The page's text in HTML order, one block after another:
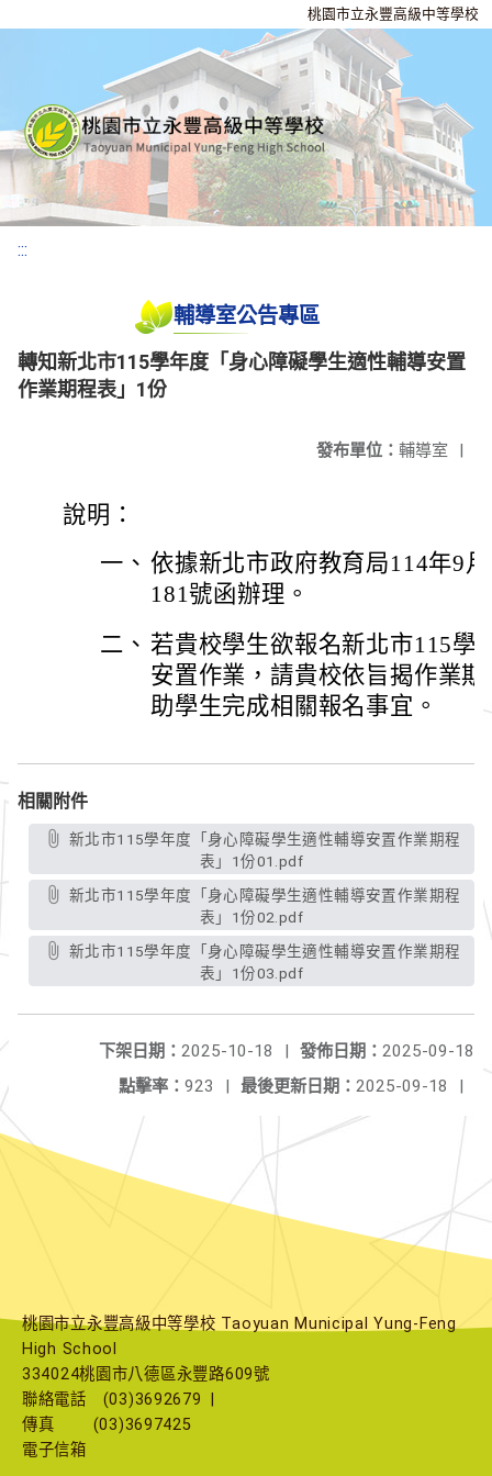
桃園市立永豐高級中等學校
:::
輔導室公告專區
轉知新北市115學年度「身心障礙學生適性輔導安置
作業期程表」1份
發布單位： 輔導室 |
說明：
一、 依據新北市政府教育局114年9
181號函辦理。
二、 若貴校學生欲報名新北市115學
安置作業，請貴校依旨揭作業
助學生完成相關報名事宜。
相關附件
表」1份01.pdf
表」1份02.pdf
表」1份03.pdf
發佈日期： 2025-09-18
下架日期： 2025-10-18
|
最後更新日期： 2025-09-18 |
點擊率： 923 |
桃園市立永豐高級中等學校 Taoyuan Municipal Yung-Feng
High School
334024桃園市八德區永豐路609號
聯絡電話
(03)3692679
傳真
(03)3697425
電子信箱